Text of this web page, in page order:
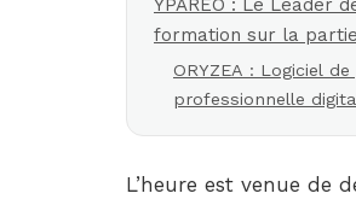
YPAREO : Le Leader
formation sur la
ORYZEA : Logiciel
professionnelle
L’heure est venue de